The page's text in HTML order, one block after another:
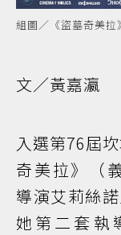
組圖／《盜墓奇美拉
文／黃嘉瀛
入選第76屆
奇美拉》（
導演艾莉絲
她第二套執